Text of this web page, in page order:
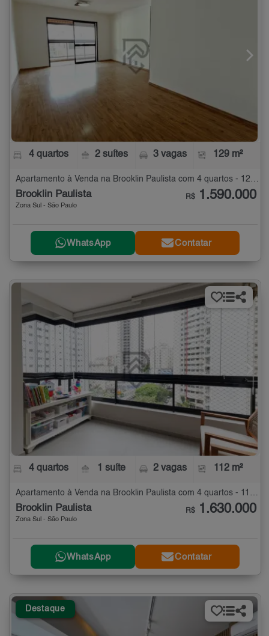
4 quartos 2 suítes 3 vagas 129 m²
Apartamento à Venda na Brooklin Paulista com 4 quartos - 129 m²
Brooklin Paulista
Zona Sul - São Paulo
R$ 1.590.000
WhatsApp Contatar
4 quartos 1 suíte 2 vagas 112 m²
Apartamento à Venda na Brooklin Paulista com 4 quartos - 112 m²
Brooklin Paulista
Zona Sul - São Paulo
R$ 1.630.000
WhatsApp Contatar
Destaque